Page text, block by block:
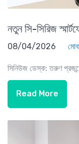
নতুন সি-সিরিজ
08/04/2026
সিনিউজ ডেস্ক: তরুণ
Read More